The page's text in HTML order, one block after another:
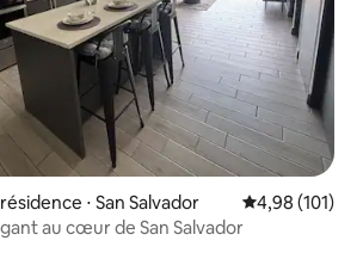
⋅ San Salvador Évaluation
4,98 (101)
au cœur de San Salvador